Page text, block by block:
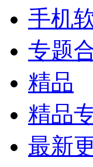
手机
专题
精品
精品
最新